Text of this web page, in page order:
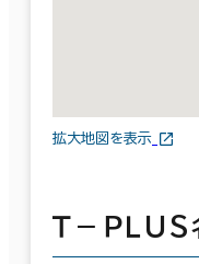
拡大地図を表示
Ｔ－ＰＬＵ